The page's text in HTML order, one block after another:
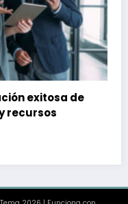
exitosa de
recursos